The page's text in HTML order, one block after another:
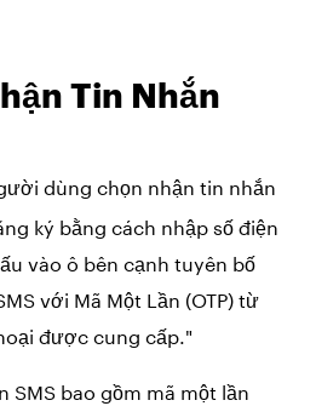
Tin Nhắn
dùng chọn nhận tin nhắn
ký bằng cách nhập số điện
vào ô bên cạnh tuyên bố
với Mã Một Lần (OTP) từ
được cung cấp."
SMS bao gồm mã một lần